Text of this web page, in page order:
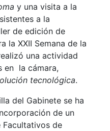
y una visita a la
a la
de edición de
la XXII Semana de la
una actividad
en la cámara,
tecnológica.
del Gabinete se ha
de un
de